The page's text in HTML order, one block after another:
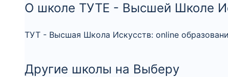
О школе ТУТЕ - Высшей Школе
ТУТ - Высшая Школа Искусств: online
Другие школы на Выберу